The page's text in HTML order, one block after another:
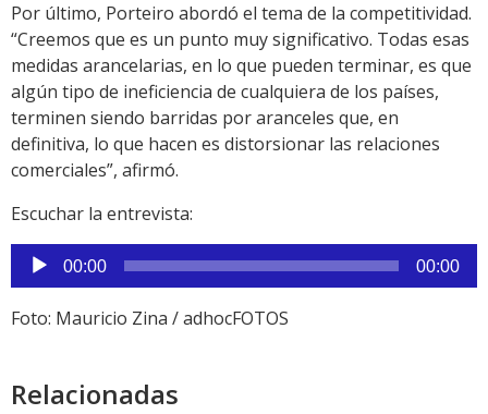
Por último, Porteiro abordó el tema de la competitividad.
“Creemos que es un punto muy significativo. Todas esas
medidas arancelarias, en lo que pueden terminar, es que
algún tipo de ineficiencia de cualquiera de los países,
terminen siendo barridas por aranceles que, en
definitiva, lo que hacen es distorsionar las relaciones
comerciales”, afirmó.
Escuchar la entrevista:
Reproductor
de
audio
00:00 00:00
Foto: Mauricio Zina / adhocFOTOS
Relacionadas